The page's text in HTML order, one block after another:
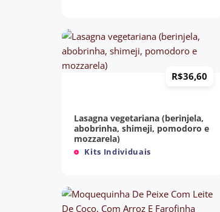
Kits Individuais
Lasagna vegetariana (berinjela,
abobrinha, shimeji, pomodoro e
mozzarela)
R$36,60